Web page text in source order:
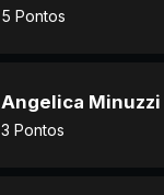
5 Pontos
Angelica Minuzzi
3 Pontos